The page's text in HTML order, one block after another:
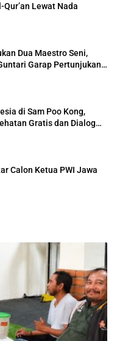
Lewat Nada
Dua Maestro Seni,
Garap Pertunjukan
di Sam Poo Kong,
Gratis dan Dialog
Calon Ketua PWI Jawa